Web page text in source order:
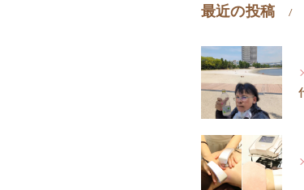
最近の投稿